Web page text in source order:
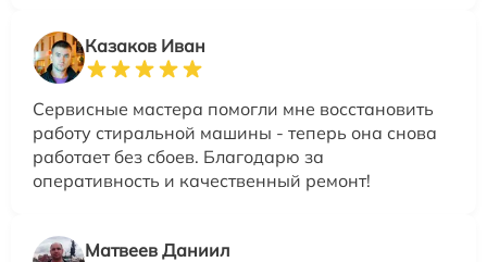
Казаков Иван
Сервисные мастера помогли мне восстановить
работу стиральной машины - теперь она снова
работает без сбоев. Благодарю за
оперативность и качественный ремонт!
Матвеев Даниил